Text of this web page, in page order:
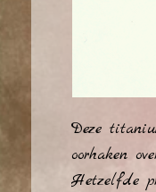
Deze
oorhaken
Hetzelfde